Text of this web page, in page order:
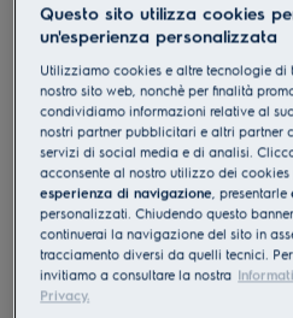
WaterSmart: piatti puliti,
Consumo d’acqua ridotto al
8,4 litri con il programma Eco.
Questo sito utilizza cookies
un'esperienza personalizzata
Utilizziamo cookies e altre tecnologie di
nostro sito web, nonchè per finalità
condividiamo informazioni relative al
nostri partner pubblicitari e altri partner
servizi di social media e di analisi.
acconsente al nostro utilizzo dei
esperienza di navigazione, presentarle
personalizzati. Chiudendo questo
continuerai la navigazione del sito in
tracciamento diversi da quelli tecnici.
invitiamo a consultare la nostra
Privacy.